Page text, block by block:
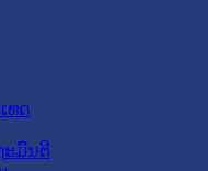
ທດ
ະມົນຕີ